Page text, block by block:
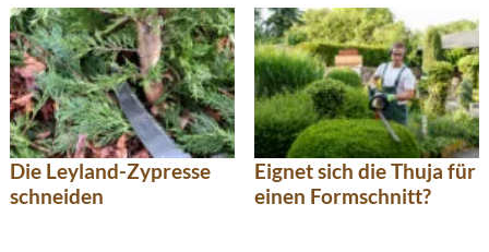
Die Leyland-Zypresse
schneiden
Eignet sich die Thuja für
einen Formschnitt?